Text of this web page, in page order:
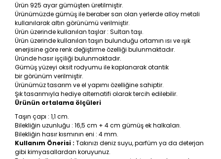
Ürün 925 ayar gümüşten üretilmiştir.
Ürünümüzde gümüş ile beraber sarı olan yerlerde alloy metali
kullanılarak altın görünümü verilmiştir.
Ürün üzerinde kullanılan taşlar : Sultan taşı.
Ürün üzerinde kullanılan taşın bulunduğu ortamın ısı ve ışık
enerjisine göre renk değiştirme özelliği bulunmaktadır.
Üründe hasır işçiliği bulunmaktadır.
Gümüş yüzeyi oksit rodyumu ile kaplanarak otantik
bir görünüm verilmiştir.
Ürünümüz tasarım ve el yapımı özelliğine sahiptir.
Şık tasarımıyla hediye alternatifi olarak tercih edilebilir.
Ürünün ortalama ölçüleri
Taşın çapı : 1,1 cm.
Bilekliğin uzunluğu : 16,5 cm + 4 cm gümüş ek halkaları.
Bilekliğin hasır kısmının eni : 4 mm.
Kullanım Önerisi : Takınızı deniz suyu, parfüm ya da deterjan
gibi kimyasallardan koruyunuz.